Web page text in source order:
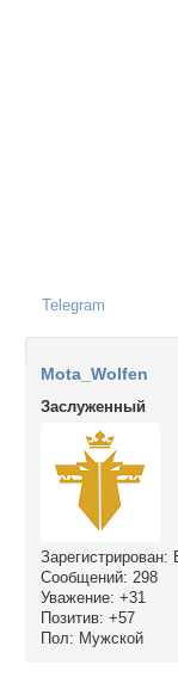
Telegram
Mota_Wolfen
Заслуженный
Зарегистрирован:
Сообщений: 298
Уважение: +31
Позитив: +57
Пол: Мужской